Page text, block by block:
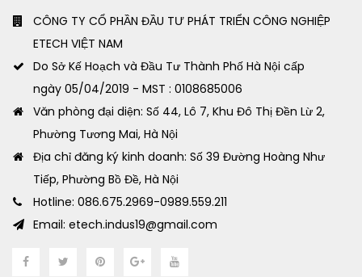
CÔNG TY CỔ PHẦN ĐẦU TƯ PHÁT TRIỂN CÔNG NGHIỆP
ETECH VIỆT NAM
Do Sở Kế Hoạch và Đầu Tư Thành Phố Hà Nội cấp
ngày 05/04/2019 - MST : 0108685006
Văn phòng đại diện: Số 44, Lô 7, Khu Đô Thị Đền Lừ 2,
Phường Tương Mai, Hà Nội
Địa chỉ đăng ký kinh doanh: Số 39 Đường Hoàng Như
Tiếp, Phường Bồ Đề, Hà Nội
Hotline: 086.675.2969-0989.559.211
Email: etech.indus19@gmail.com